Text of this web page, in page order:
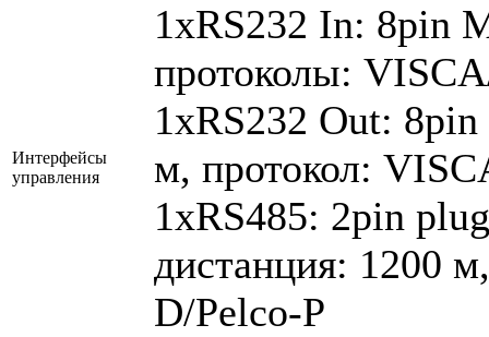
Интерфейсы
управления
1xRS232 In: 8pin
протоколы:
1xRS232 Out:
м, протокол:
1xRS485: 2pin
дистанция: 1200
D/Pelco-P